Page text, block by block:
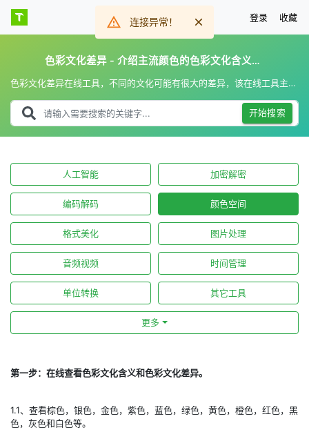
登录 收藏
色彩文化差异 - 介绍主流颜色的色彩文化含义和差异
色彩文化差异在线工具，不同的文化可能有很大的差异，该在线工具主要用于在线介绍主流颜色的色彩文化含义和色彩文化差异。
开始搜索
人工智能 加密解密
编码解码 颜色空间
格式美化 图片处理
音频视频 时间管理
单位转换 其它工具
更多
第一步：在线查看色彩文化含义和色彩文化差异。
1.1、查看棕色，银色，金色，紫色，蓝色，绿色，黄色，橙色，红色，黑
色，灰色和白色等。
连接异常！